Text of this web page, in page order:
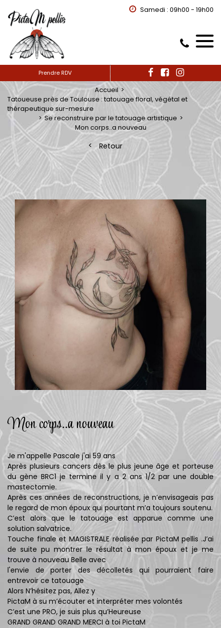
Samedi : 09h00 - 19h00
Prendre RDV
Accueil
Tatoueuse près de Toulouse : tatouage floral, végétal et
thérapeutique sur-mesure
Se reconstruire par le tatouage artistique
Mon corps..a nouveau
Retour
Mon corps..a nouveau
Je m'appelle Pascale j'ai 59 ans
Après plusieurs cancers dès le plus jeune âge et porteuse
du gène BRC1 je termine il y a 2 ans 1/2 par une double
mastectomie.
Après ces années de reconstructions, je n’envisageais pas
le regard de mon époux qui pourtant m’a toujours soutenu.
C’est alors que le tatouage est apparue comme une
solution salvatrice.
Touche finale et MAGISTRALE réalisée par PictaM pellis .J’ai
de suite pu montrer le résultat à mon époux et je me
trouve à nouveau Belle avec
l'envie de porter des décolletés qui pourraient faire
entrevoir ce tatouage
Alors N’hésitez pas, Allez y
PictaM à su m’écouter et interpréter mes volontés
C’est une PRO, je suis plus qu’Heureuse
GRAND GRAND GRAND MERCI à toi PictaM